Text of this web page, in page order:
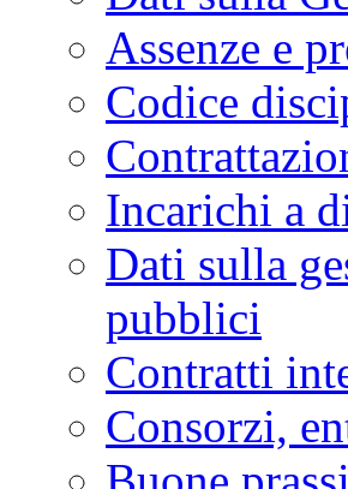
Assenze e
Codice
Incarichi a
Dati sulla
pubblici
Contratti
Consorzi,